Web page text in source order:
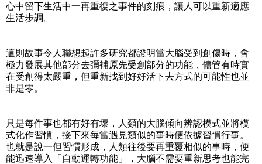
心中留下生活中一再重復之事件的刻痕，讓人可以重新適應
生活步調。
這則故事令人聯想起許多研究都證明當大腦受到創傷時，會
極力發展其他部分去彌補原先受創部分的功能，儘管有時實
在受創得太嚴重，但重新找到好好活下去方式的可能性也並
非是零。
只是每件事也都有好有壞，人類的大腦傾向辨認模式並將模
式化作習慣，接下來每當遇見類似的事時便依據習慣行事。
也就是說一但習慣形成，人類往後要再重覆相似的事時，便
能迅速導入「自動運轉功能」，大腦不需要重新思考也能完